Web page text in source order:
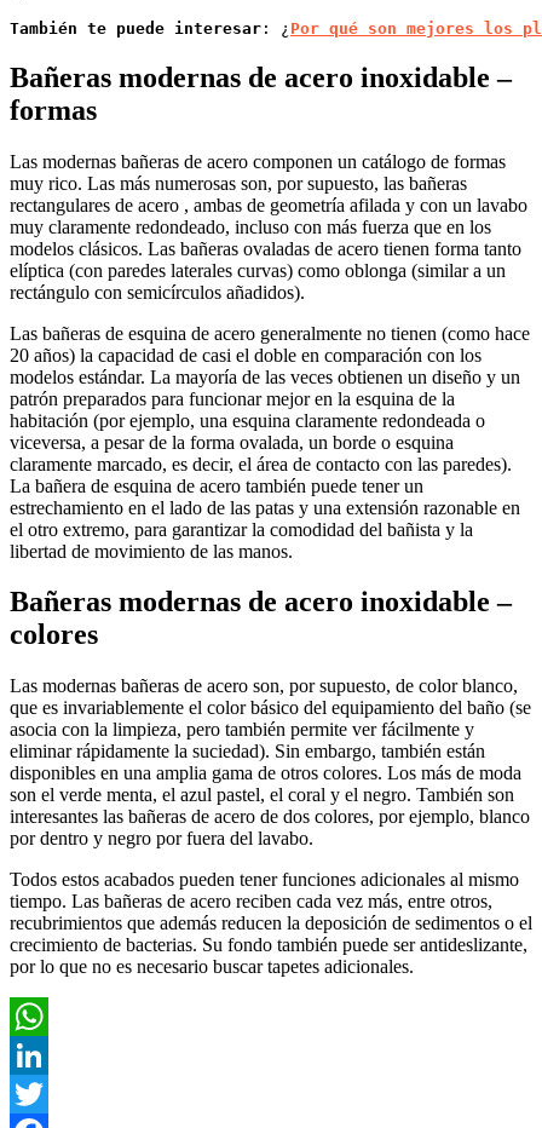
También te puede interesar : ¿ Por qué son mejores los
Bañeras modernas de acero inoxidable –
formas
Las modernas bañeras de acero componen un catálogo de formas
muy rico. Las más numerosas son, por supuesto, las bañeras
rectangulares de acero , ambas de geometría afilada y con un lavabo
muy claramente redondeado, incluso con más fuerza que en los
modelos clásicos. Las bañeras ovaladas de acero tienen forma tanto
elíptica (con paredes laterales curvas) como oblonga (similar a un
rectángulo con semicírculos añadidos).
Las bañeras de esquina de acero generalmente no tienen (como hace
20 años) la capacidad de casi el doble en comparación con los
modelos estándar. La mayoría de las veces obtienen un diseño y un
patrón preparados para funcionar mejor en la esquina de la
habitación (por ejemplo, una esquina claramente redondeada o
viceversa, a pesar de la forma ovalada, un borde o esquina
claramente marcado, es decir, el área de contacto con las paredes).
La bañera de esquina de acero también puede tener un
estrechamiento en el lado de las patas y una extensión razonable en
el otro extremo, para garantizar la comodidad del bañista y la
libertad de movimiento de las manos.
Bañeras modernas de acero inoxidable –
colores
Las modernas bañeras de acero son, por supuesto, de color blanco,
que es invariablemente el color básico del equipamiento del baño (se
asocia con la limpieza, pero también permite ver fácilmente y
eliminar rápidamente la suciedad). Sin embargo, también están
disponibles en una amplia gama de otros colores. Los más de moda
son el verde menta, el azul pastel, el coral y el negro. También son
interesantes las bañeras de acero de dos colores, por ejemplo, blanco
por dentro y negro por fuera del lavabo.
Todos estos acabados pueden tener funciones adicionales al mismo
tiempo. Las bañeras de acero reciben cada vez más, entre otros,
recubrimientos que además reducen la deposición de sedimentos o el
crecimiento de bacterias. Su fondo también puede ser antideslizante,
por lo que no es necesario buscar tapetes adicionales.
WhatsApp
LinkedIn